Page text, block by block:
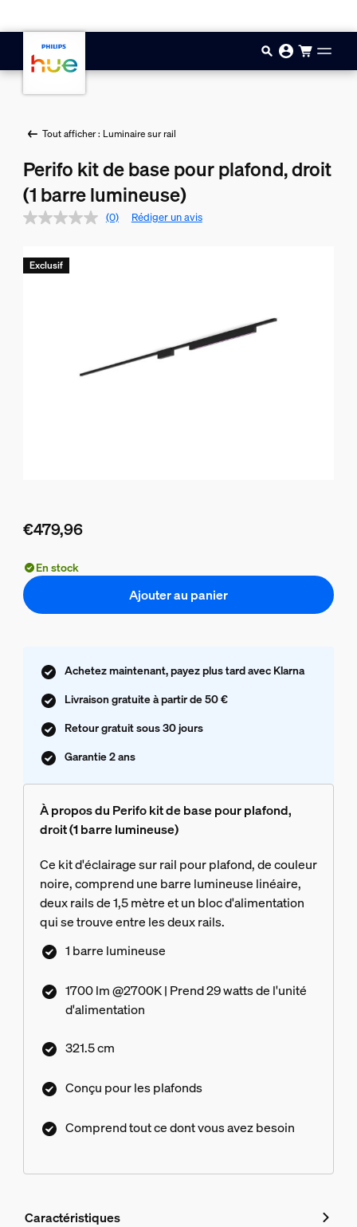
Tout afficher : Luminaire sur rail
Perifo kit de base pour plafond, droit
(1 barre lumineuse)
(0) Rédiger un avis
€479,96
Exclusif
En stock
Ajouter au panier
Achetez maintenant, payez plus tard avec Klarna
Livraison gratuite à partir de 50 €
Retour gratuit sous 30 jours
Garantie 2 ans
À propos du Perifo kit de base pour plafond,
droit (1 barre lumineuse)
Ce kit d'éclairage sur rail pour plafond, de couleur
noire, comprend une barre lumineuse linéaire,
deux rails de 1,5 mètre et un bloc d'alimentation
qui se trouve entre les deux rails.
1 barre lumineuse
1700 lm @2700K | Prend 29 watts de l'unité
d'alimentation
321.5 cm
Conçu pour les plafonds
Comprend tout ce dont vous avez besoin
Caractéristiques